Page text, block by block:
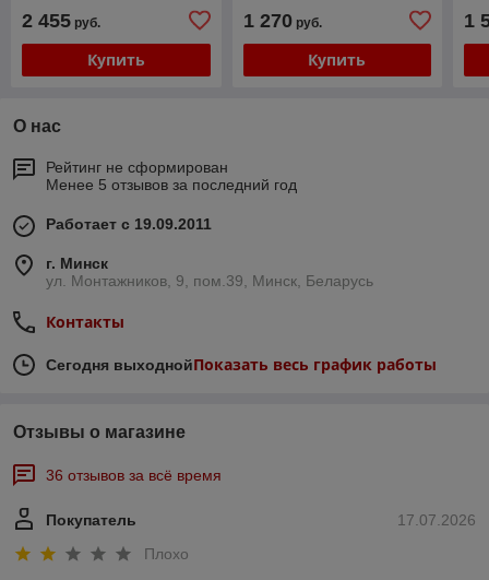
Площадь абсорбера 2,0
м2
2 455 руб.
Купить
абсорбера 0,83 м2
1 270руб.
Купить
1
О нас
Рейтинг не сформирован
Менее 5 отзывов за последний год
Работает с 19.09.2011
г. Минск
ул. Монтажников, 9, пом.39, Минск, Беларусь
Контакты
Сегодня выходнойПоказать весь график работы
Отзывы о магазине
36 отзывов за всё время
17.07.2026
Покупатель
Плохо